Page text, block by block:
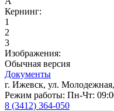
Кернинг:
1
2
3
Изображения:
Обычная версия
Документы
г. Ижевск, ул.
Режим работы: Пн-Чт:
8 (3412) 364-050